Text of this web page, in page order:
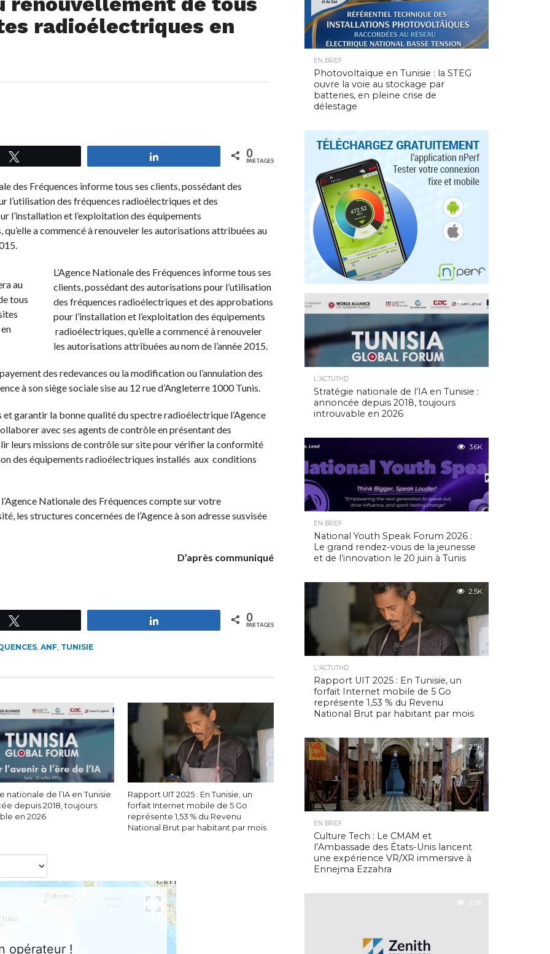
radioélectriques en
0
PARTAGES
des Fréquences informe tous ses clients, possédant des
l’utilisation des fréquences radioélectriques et des
l’installation et l’exploitation des équipements
a commencé à renouveler les autorisations attribuées au
L’Agence Nationale des Fréquences informe tous ses
clients, possédant des autorisations pour l’utilisation
des fréquences radioélectriques et des approbations
pour l’installation et l’exploitation des équipements
radioélectriques, qu’elle a commencé à renouveler
les autorisations attribuées au nom de l’année 2015.
des redevances ou la modification ou l’annulation des
à son siège sociale sise au 12 rue d’Angleterre 1000 Tunis.
garantir la bonne qualité du spectre radioélectrique l’Agence
avec ses agents de contrôle en présentant des
leurs missions de contrôle sur site pour vérifier la conformité
des équipements radioélectriques installés aux conditions
Nationale des Fréquences compte sur votre
les structures concernées de l’Agence à son adresse susvisée
D’après communiqué
0
PARTAGES
, ANF, TUNISIE
nationale de l’IA en Tunisie
depuis 2018, toujours
en 2026
Rapport UIT 2025 : En Tunisie, un
forfait Internet mobile de 5 Go
représente 1,53 % du Revenu
National Brut par habitant par mois
EN BREF
Photovoltaïque en Tunisie : la STEG
ouvre la voie au stockage par
batteries, en pleine crise de
délestage
4.9K
L'ACTUTHD
Stratégie nationale de l’IA en Tunisie :
annoncée depuis 2018, toujours
introuvable en 2026
3.6K
EN BREF
National Youth Speak Forum 2026 :
Le grand rendez-vous de la jeunesse
et de l’innovation le 20 juin à Tunis
2.5K
L'ACTUTHD
Rapport UIT 2025 : En Tunisie, un
forfait Internet mobile de 5 Go
représente 1,53 % du Revenu
National Brut par habitant par mois
2.5K
EN BREF
Culture Tech : Le CMAM et
l’Ambassade des États-Unis lancent
une expérience VR/XR immersive à
Ennejma Ezzahra
2.5K